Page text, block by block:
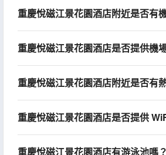
重慶悅磁江景花園酒店附近是否有
重慶悅磁江景花園酒店是否提供機
重慶悅磁江景花園酒店附近是否有
重慶悅磁江景花園酒店是否提供
重慶悅磁江景花園酒店有游泳池嗎？